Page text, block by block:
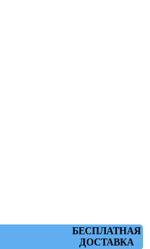
БЕСПЛАТНАЯ
ДОСТАВКА